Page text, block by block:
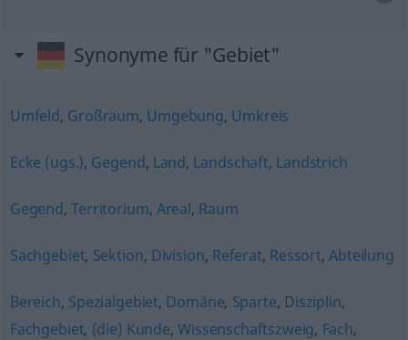
Synonyme für "Gebiet"
Umfeld, Großraum, Umgebung, Umkreis
Ecke (ugs.), Gegend, Land, Landschaft, Landstrich
Gegend,Territorium, Areal, Raum
Sachgebiet, Sektion, Division, Referat, Ressort,Abteilung
Bereich, Spezialgebiet, Domäne, Sparte, Disziplin,
Fachgebiet, (die) Kunde,Wissenschaftszweig, Fach,